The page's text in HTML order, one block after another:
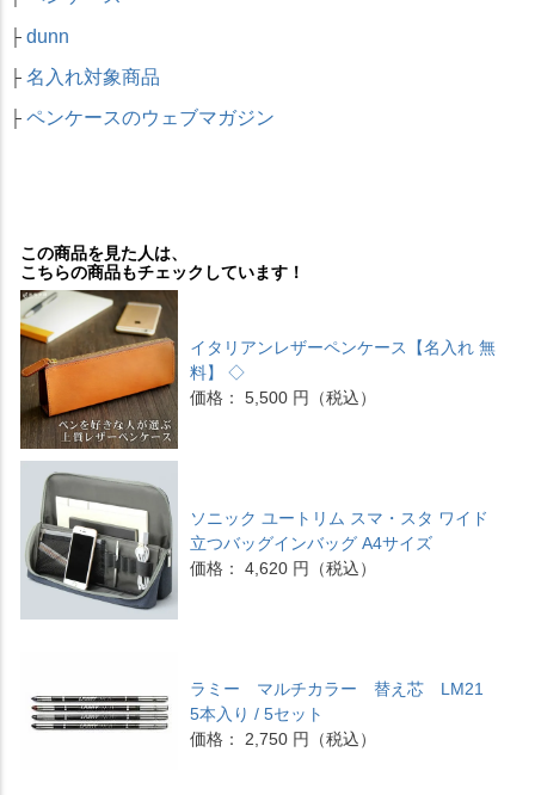
├ dunn
├ 名入れ対象商品
├ ペンケースのウェブマガジン
この商品を見た人は、
こちらの商品もチェックしています！
イタリアンレザーペンケース【名入れ 無
料】 ◇
価格： 5,500 円（税込）
ソニック ユートリム スマ・スタ ワイド
立つバッグインバッグ A4サイズ
価格： 4,620 円（税込）
ラミー マルチカラー 替え芯 LM21
5本入り / 5セット
価格： 2,750 円（税込）